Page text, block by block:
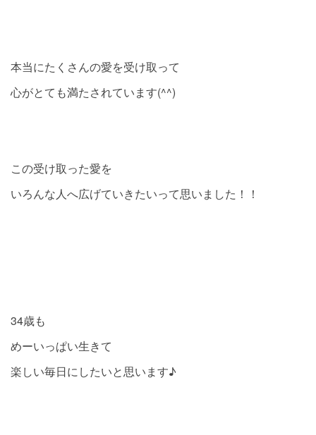
本当にたくさんの愛を受け取って
心がとても満たされています(^^)
この受け取った愛を
いろんな人へ広げていきたいって思いました！！
34歳も
めーいっぱい生きて
楽しい毎日にしたいと思います♪